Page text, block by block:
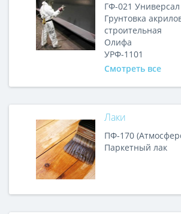
ГФ-021 Универсал
Грунтовка
строительная
Олифа
УРФ-1101
Смотреть все
Лаки
ПФ-170
Паркетный лак